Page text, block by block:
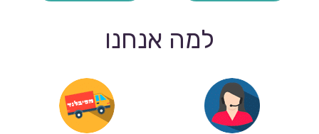
למה אנחנו